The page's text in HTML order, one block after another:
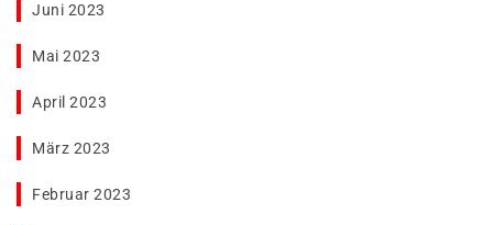
Juni 2023
Mai 2023
April 2023
März 2023
Februar 2023